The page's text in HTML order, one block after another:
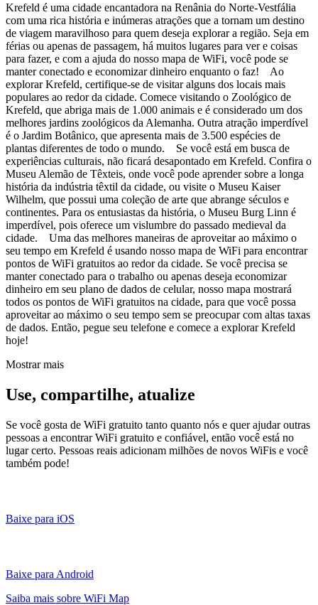
Krefeld é uma cidade encantadora na Renânia do Norte-Vestfália
com uma rica história e inúmeras atrações que a tornam um destino
de viagem maravilhoso para quem deseja explorar a região. Seja em
férias ou apenas de passagem, há muitos lugares para ver e coisas
para fazer, e com a ajuda do nosso mapa de WiFi, você pode se
manter conectado e economizar dinheiro enquanto o faz! Ao
explorar Krefeld, certifique-se de visitar alguns dos locais mais
populares ao redor da cidade. Comece visitando o Zoológico de
Krefeld, que abriga mais de 1.000 animais e é considerado um dos
melhores jardins zoológicos da Alemanha. Outra atração imperdível
é o Jardim Botânico, que apresenta mais de 3.500 espécies de
plantas diferentes de todo o mundo. Se você está em busca de
experiências culturais, não ficará desapontado em Krefeld. Confira o
Museu Alemão de Têxteis, onde você pode aprender sobre a longa
história da indústria têxtil da cidade, ou visite o Museu Kaiser
Wilhelm, que possui uma coleção de arte que abrange séculos e
continentes. Para os entusiastas da história, o Museu Burg Linn é
imperdível, pois oferece um vislumbre do passado medieval da
cidade. Uma das melhores maneiras de aproveitar ao máximo o
seu tempo em Krefeld é usando nosso mapa de WiFi para encontrar
pontos de WiFi gratuitos ao redor da cidade. Se você precisa se
manter conectado para o trabalho ou apenas deseja economizar
dinheiro em seu plano de dados de celular, nosso mapa mostrará
todos os pontos de WiFi gratuitos na cidade, para que você possa
aproveitar ao máximo o seu tempo sem se preocupar com altas taxas
de dados. Então, pegue seu telefone e comece a explorar Krefeld
hoje!
Mostrar mais
Use, compartilhe, atualize
Se você gosta de WiFi gratuito tanto quanto nós e quer ajudar outras
pessoas a encontrar WiFi gratuito e confiável, então você está no
lugar certo. Pessoas reais adicionam milhões de novos WiFis e você
também pode!
Baixe para iOS
Baixe para Android
Saiba mais sobre WiFi Map